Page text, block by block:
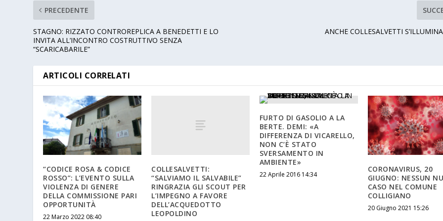
PRECEDENTE
STAGNO: RIZZATO CONTROREPLICA A BENEDETTI E LO
INVITA ALL’INCONTRO COSTRUTTIVO SENZA
“SCARICABARILE”
ANCHE COLLESALVETTI
ARTICOLI CORRELATI
“CODICE ROSA & CODICE
ROSSO”: L’EVENTO SULLA
VIOLENZA DI GENERE
DELLA COMMISSIONE PARI
OPPORTUNITÀ
22 Marzo 2022 08:40
COLLESALVETTI:
“SALVIAMO IL SALVABILE”
RINGRAZIA GLI SCOUT PER
L’IMPEGNO A FAVORE
DELL’ACQUEDOTTO
LEOPOLDINO
FURTO DI GASOLIO A LA
BERTE. DEMI: «A
DIFFERENZA DI VICARELLO,
NON C’È STATO
SVERSAMENTO IN
AMBIENTE»
22 Aprile 2016 14:34
CORONAVIRUS, 20
GIUGNO: NESSUN
CASO NEL COMUNE
COLLIGIANO
20 Giugno 2021 15:26